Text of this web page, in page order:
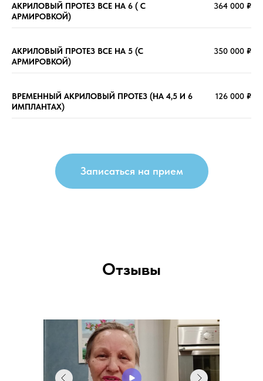
АКРИЛОВЫЙ ПРОТЕЗ ВСЕ НА 6 ( С
АРМИРОВКОЙ)
364 000 ₽
АКРИЛОВЫЙ ПРОТЕЗ ВСЕ НА 5 (С
АРМИРОВКОЙ)
350 000 ₽
ВРЕМЕННЫЙ АКРИЛОВЫЙ ПРОТЕЗ (НА 4,5 И 6
ИМПЛАНТАХ)
126 000 ₽
Записаться на прием
Отзывы